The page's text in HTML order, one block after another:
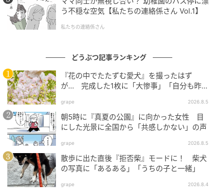
ライターコメント
懸命にエサを探る姿は、いつまでも見てしまう〝中毒
性〟のある動画でした。サンシャイン水族館のカワウ
ソももちろんかわいいのですが、個人的にオススメな
のは「天空のペンギン」です。〝飛べない鳥〟として
知られているペンギンが、まるで都会の空を飛んでい
るかのように泳いで見える…という素敵なコンセプト
で、こちらも必見です！
＜ライタープロフィル＞ゆんち
2004年に産経新聞社へ入社。静岡、仙台での事件取材
う不穏な空気【私たちの連絡係さん Vol.1】
私たちの連絡係さん
どうぶつ記事ランキング
『花の中でたたずむ愛犬』を撮ったはず
が… 完成した1枚に「大惨事」「自分も昨日
grape 2026.8.5
朝5時に『真夏の公園』に向かった女性 目
にした光景に全国から「共感しかない」の声
grape 2026.8.5
散歩に出た直後『拒否柴』モードに！ 柴犬
の写真に「あるある」「うちの子と一緒」
grape 2026.8.4